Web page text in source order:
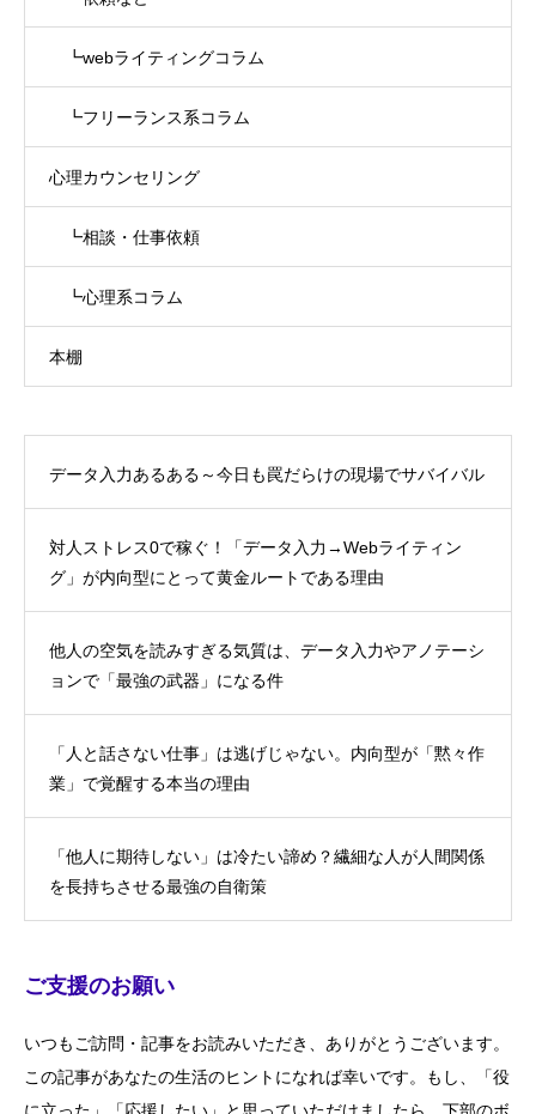
┗webライティングコラム
┗フリーランス系コラム
心理カウンセリング
┗相談・仕事依頼
┗心理系コラム
本棚
データ入力あるある～今日も罠だらけの現場でサバイバル
対人ストレス0で稼ぐ！「データ入力→Webライティン
グ」が内向型にとって黄金ルートである理由
他人の空気を読みすぎる気質は、データ入力やアノテーシ
ョンで「最強の武器」になる件
「人と話さない仕事」は逃げじゃない。内向型が「黙々作
業」で覚醒する本当の理由
「他人に期待しない」は冷たい諦め？繊細な人が人間関係
を長持ちさせる最強の自衛策
ご支援のお願い
いつもご訪問・記事をお読みいただき、ありがとうございます。
この記事があなたの生活のヒントになれば幸いです。もし、「役